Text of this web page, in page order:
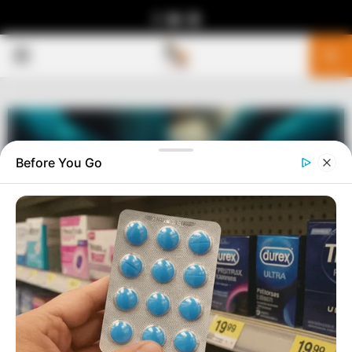
MENU
Before You Go